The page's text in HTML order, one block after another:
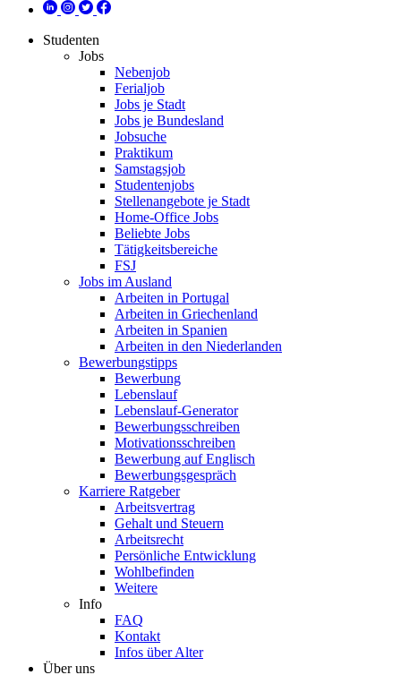
Studenten
Jobs
Nebenjob
Ferialjob
Jobs je Stadt
Jobs je Bundesland
Jobsuche
Praktikum
Samstagsjob
Studentenjobs
Stellenangebote je Stadt
Home-Office Jobs
Beliebte Jobs
Tätigkeitsbereiche
FSJ
Jobs im Ausland
Arbeiten in Portugal
Arbeiten in Griechenland
Arbeiten in Spanien
Arbeiten in den Niederlanden
Bewerbungstipps
Bewerbung
Lebenslauf
Lebenslauf-Generator
Bewerbungsschreiben
Motivationsschreiben
Bewerbung auf Englisch
Bewerbungsgespräch
Karriere Ratgeber
Arbeitsvertrag
Gehalt und Steuern
Arbeitsrecht
Persönliche Entwicklung
Wohlbefinden
Weitere
Info
FAQ
Kontakt
Infos über Alter
Über uns